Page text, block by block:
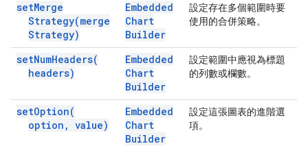
setMerge
Strategy(merge
Strategy)
Embedded
Chart
Builder
設定存在多個範圍時要
使用的合併策略。
setNumHeaders(
headers)
Embedded
Chart
Builder
設定範圍中應視為標題
的列數或欄數。
setOption(
option , value)
Embedded
Chart
Builder
設定這張圖表的進階選
項。